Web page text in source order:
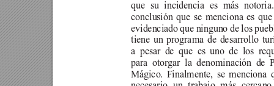
que su incidencia es más
conclusión que se menciona es
evidenciado que ninguno de los
tiene un programa de desarrollo
a pesar de que es uno de los
para otorgar la denominación de
Mágico. Finalmente, se menciona